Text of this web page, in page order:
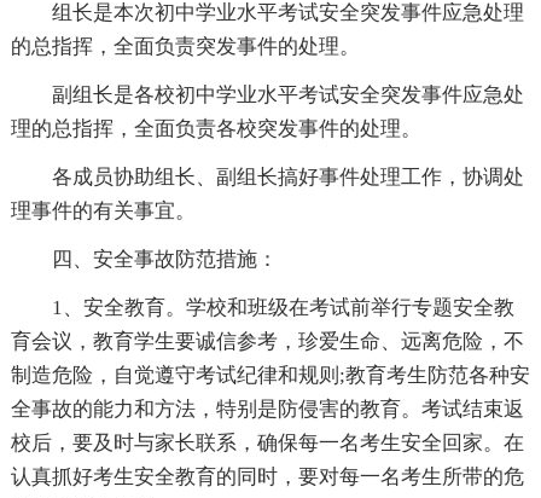
组长是本次初中学业水平考试安全突发事件应急处理
的总指挥，全面负责突发事件的处理。
副组长是各校初中学业水平考试安全突发事件应急处
理的总指挥，全面负责各校突发事件的处理。
各成员协助组长、副组长搞好事件处理工作，协调处
理事件的有关事宜。
四、安全事故防范措施：
1、安全教育。学校和班级在考试前举行专题安全教
育会议，教育学生要诚信参考，珍爱生命、远离危险，不
制造危险，自觉遵守考试纪律和规则;教育考生防范各种安
全事故的能力和方法，特别是防侵害的教育。考试结束返
校后，要及时与家长联系，确保每一名考生安全回家。在
认真抓好考生安全教育的同时，要对每一名考生所带的危